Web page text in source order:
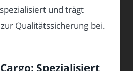
und trägt
Qualitätssicherung bei.
Spezialisiert